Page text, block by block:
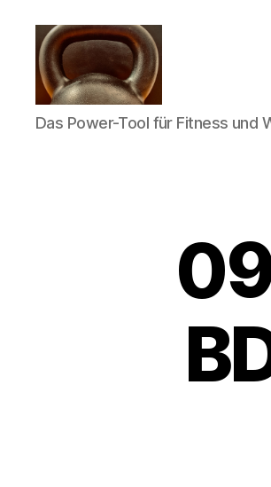
Meine
Reise
Das Power-Tool für Fitness und